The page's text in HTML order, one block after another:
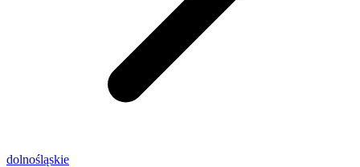
dolnośląskie